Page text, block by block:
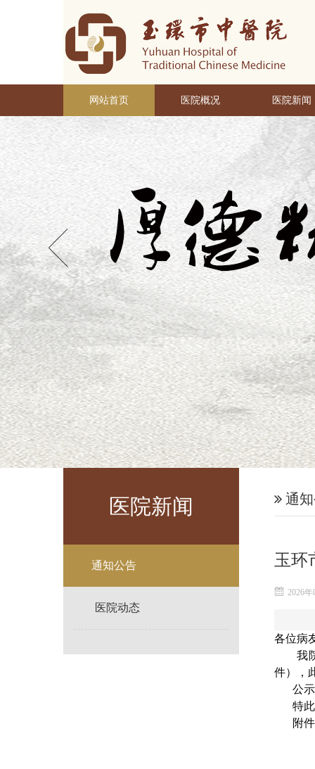
网站首页 医院概况 医院新闻
医院新闻
通知公告
医院动态
通
玉环
2026
各位病
我
件），
公
特
附